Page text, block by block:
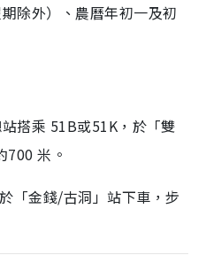
除外）、農曆年初一及初
搭乘 51B或51K，於「雙
700 米。
「金錢/古洞」站下車，步